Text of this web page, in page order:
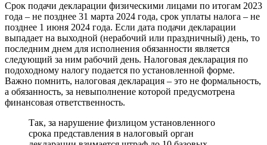
Срок подачи декларации физическими лицами по итогам 2023
года – не позднее 31 марта 2024 года, срок уплаты налога – не
позднее 1 июня 2024 года. Если дата подачи декларации
выпадает на выходной (нерабочий или праздничный) день, то
последним днем для исполнения обязанности является
следующий за ним рабочий день. Налоговая декларация по
подоходному налогу подается по установленной форме.
Важно помнить, налоговая декларация – это не формальность,
а обязанность, за невыполнение которой предусмотрена
финансовая ответственность.
Так, за нарушение физлицом установленного
срока представления в налоговый орган